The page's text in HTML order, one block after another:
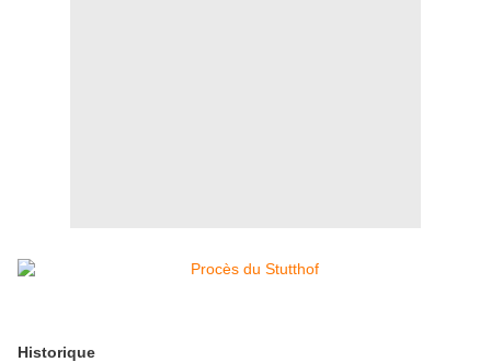
Historique